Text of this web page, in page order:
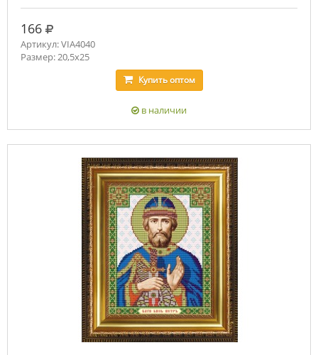
166 руб.
Артикул: VIA4040
Размер: 20,5х25
Купитьоптом
в наличии